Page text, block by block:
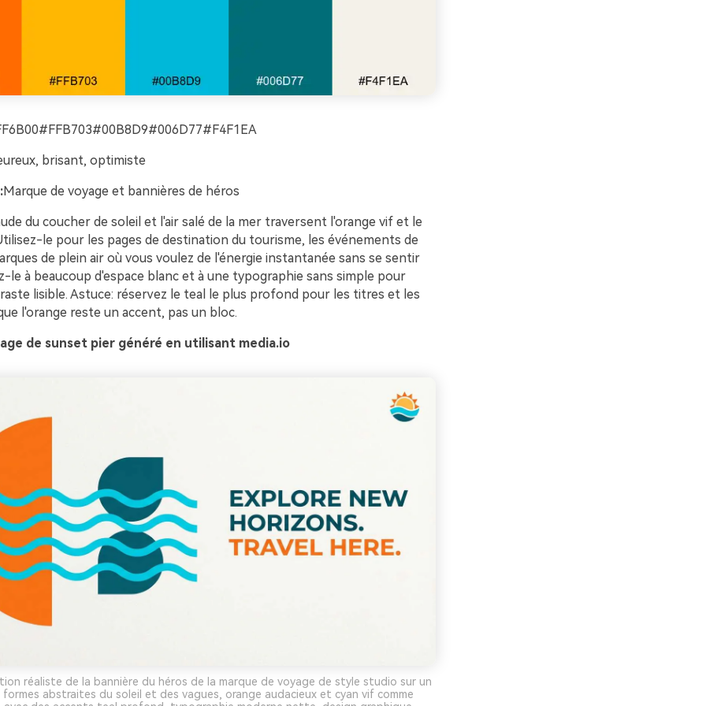
brisant, optimiste
Marque de voyage et bannières de héros
du coucher de soleil et l'air salé de la mer traversent l'orange vif et le
le pour les pages de destination du tourisme, les événements de
de plein air où vous voulez de l'énergie instantanée sans se sentir
le à beaucoup d'espace blanc et à une typographie sans simple pour
lisible. Astuce: réservez le teal le plus profond pour les titres et les
l'orange reste un accent, pas un bloc.
de sunset pier généré en utilisant media.io
réaliste de la bannière du héros de la marque de voyage de style studio sur un
abstraites du soleil et des vagues, orange audacieux et cyan vif comme